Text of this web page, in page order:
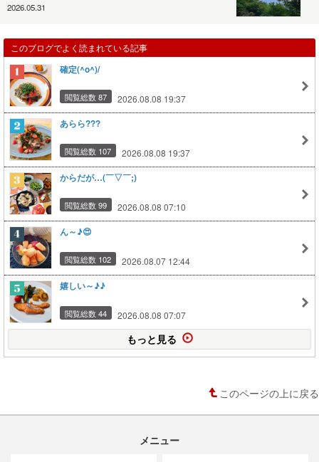
2026.05.31
このブログでよく読まれている記事
確定(^o^)/
閲覧総数 87 2026.08.08 19:37
あらら???
閲覧総数 107 2026.08.08 19:37
からだが…(￣▽￣;)
閲覧総数 99 2026.08.08 07:10
ん～♪😍
閲覧総数 102 2026.08.07 12:44
嬉しい～♪♪
閲覧総数 44 2026.08.08 07:07
もっと見る
このページの上に戻る
メニュー